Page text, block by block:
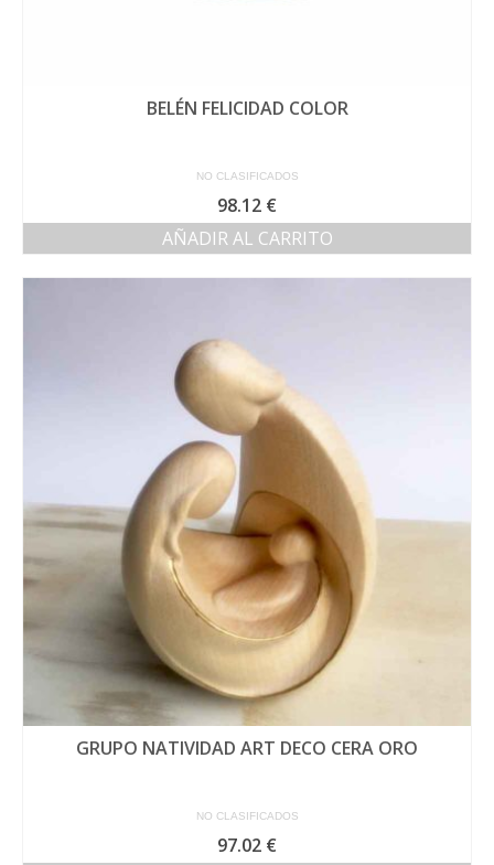
BELÉN FELICIDAD COLOR
NO CLASIFICADOS
98.12 €
AÑADIR AL CARRITO
GRUPO NATIVIDAD ART DECO CERA ORO
NO CLASIFICADOS
97.02 €